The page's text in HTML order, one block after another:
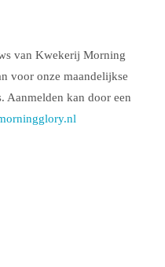
van Kwekerij Morning
voor onze maandelijkse
Aanmelden kan door een